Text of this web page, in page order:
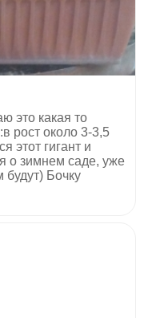
это какая то
рост около 3-3,5
этот гигант и
о зимнем саде, уже
будут) Бочку